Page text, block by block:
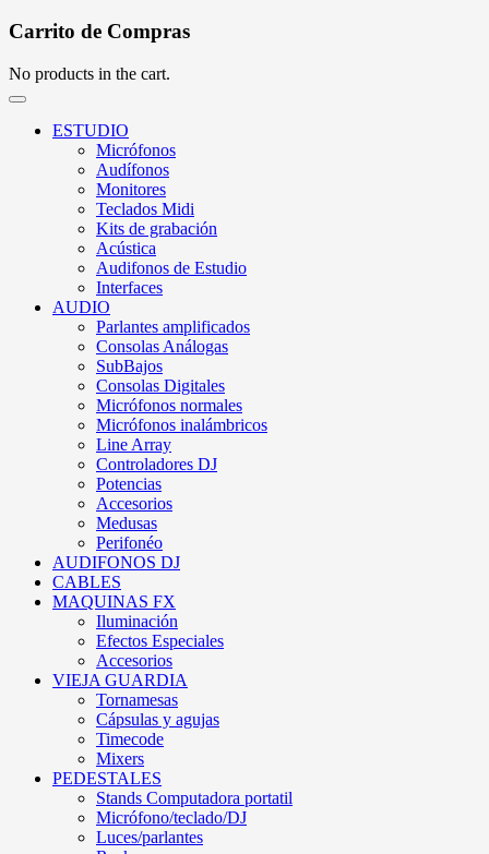
Carrito de Compras
No products in the cart.
ESTUDIO
Micrófonos
Audífonos
Monitores
Teclados Midi
Kits de grabación
Acústica
Audifonos de Estudio
Interfaces
AUDIO
Parlantes amplificados
Consolas Análogas
SubBajos
Consolas Digitales
Micrófonos normales
Micrófonos inalámbricos
Line Array
Controladores DJ
Potencias
Accesorios
Medusas
Perifonéo
AUDIFONOS DJ
CABLES
MAQUINAS FX
Iluminación
Efectos Especiales
Accesorios
VIEJA GUARDIA
Tornamesas
Cápsulas y agujas
Timecode
Mixers
PEDESTALES
Stands Computadora portatil
Micrófono/teclado/DJ
Luces/parlantes